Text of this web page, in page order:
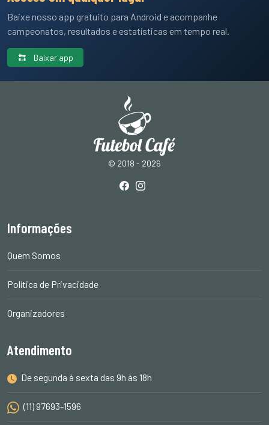
Baixe nosso app gratuito para Android e acompanhe
campeonatos, resultados e estatísticas em tempo real.
Baixar app
© 2018 - 2026
Informações
Quem Somos
Política de Privacidade
Organizadores
Atendimento
De segunda à sexta das 9h às 18h
(11) 97693-1596